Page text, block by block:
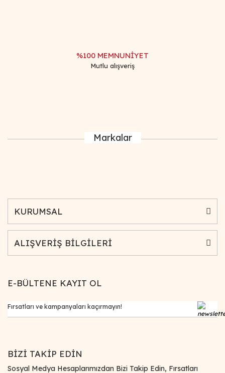
%100 MEMNUNİYET
Mutlu alışveriş
Markalar
KURUMSAL
ALIŞVERİŞ BİLGİLERİ
E-BÜLTENE KAYIT OL
BİZİ TAKİP EDİN
Sosyal Medya Hesaplarımızdan Bizi Takip Edin, Fırsatları